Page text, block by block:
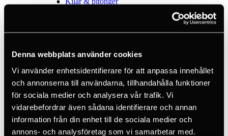
Denna webbplats använder cookies
Vi använder enhetsidentifierare för att anpassa innehållet
och annonserna till användarna, tillhandahålla funktioner
för sociala medier och analysera vår trafik. Vi
vidarebefordrar även sådana identifierare och annan
information från din enhet till de sociala medier och
annons- och analysföretag som vi samarbetar med.
Lampor
Quickdraws
Rep
Repbromsar
Via Ferrata
Äventyrspark
Outlet